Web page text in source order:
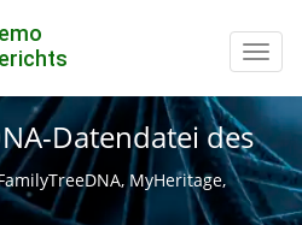
Datendatei des
MyHeritage,